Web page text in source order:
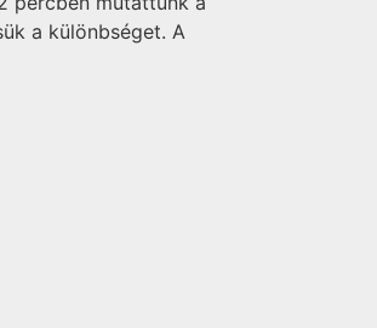
a különbséget. A